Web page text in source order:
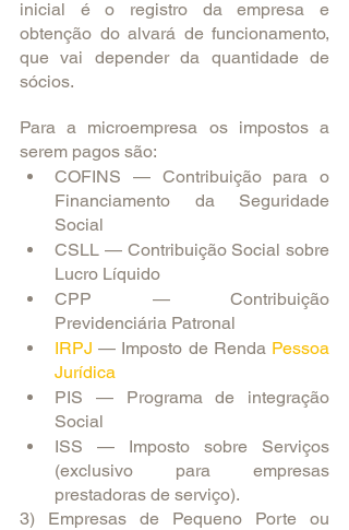
inicial é o registro da empresa e
obtenção do alvará de funcionamento,
que vai depender da quantidade de
sócios.
Para a microempresa os impostos a
serem pagos são:
COFINS — Contribuição para o
Financiamento da Seguridade
Social
CSLL — Contribuição Social sobre
Lucro Líquido
CPP — Contribuição
Previdenciária Patronal
IRPJ — Imposto de Renda Pessoa
Jurídica
PIS — Programa de integração
Social
ISS — Imposto sobre Serviços
(exclusivo para empresas
prestadoras de serviço).
3) Empresas de Pequeno Porte ou